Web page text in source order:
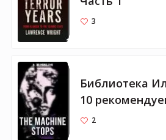
3
Библиотека
10
2